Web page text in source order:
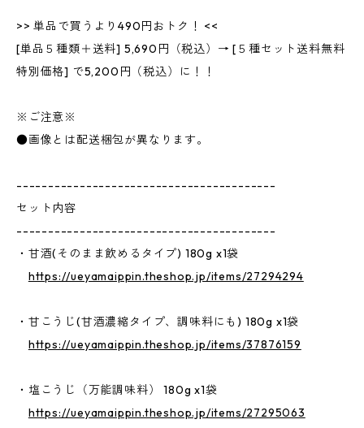
>> 単品で買うより490円おトク！ <<
[単品５種類＋送料] 5,690円（税込）→ [５種セット送料無料
特別価格] で5,200円（税込）に！！
※ご注意※
●画像とは配送梱包が異なります。
-----------------------------------------
セット内容
-----------------------------------------
・甘酒(そのまま飲めるタイプ) 180g x1袋
https://ueyamaippin.theshop.jp/items/27294294
・甘こうじ(甘酒濃縮タイプ、調味料にも) 180g x1袋
https://ueyamaippin.theshop.jp/items/37876159
・塩こうじ（万能調味料） 180g x1袋
https://ueyamaippin.theshop.jp/items/27295063